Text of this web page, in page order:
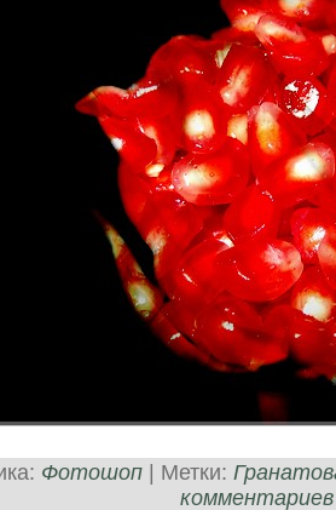
Фотошоп| Метки: